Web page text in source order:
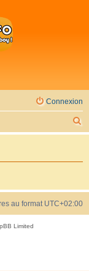
Connexion
e
c
au format UTC+02:00
Limited